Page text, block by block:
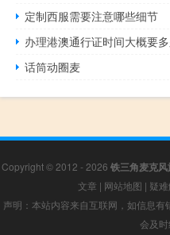
定制西服需要注意哪些细节
办理港澳通行证时间大概要
话筒动圈麦
Copyright © 2012 - 2026 铁三角麦克
文章 | 网站地图 | 疑
声明：本站内容来自互联网，如信息
会及